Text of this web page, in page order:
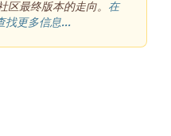
最终版本的走向。 在
找更多信息...